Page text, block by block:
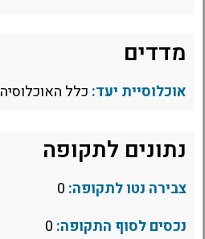
מדדים
אוכלוסיית יעד: כלל האוכלוסיה
נתונים לתקופה
צבירה נטו לתקופה:
נכסים לסוף התקופה: